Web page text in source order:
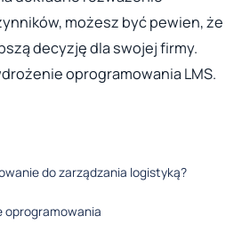
możesz być pewien, że
decyzję dla swojej firmy.
oprogramowania LMS.
do zarządzania logistyką?
oprogramowania